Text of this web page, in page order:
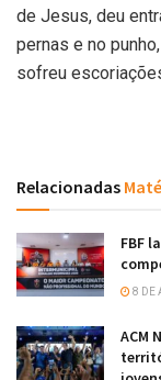
de Jesus, deu
pernas e no
sofreu
Relacionadas
FBF
8 DE
ACM